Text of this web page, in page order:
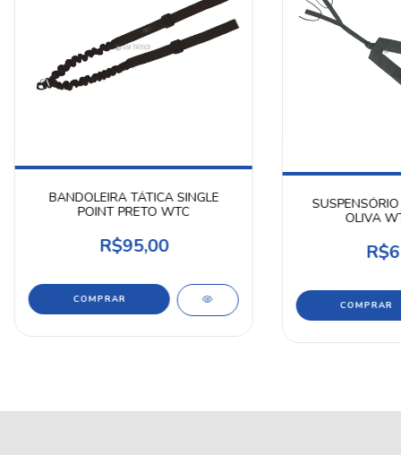
BANDOLEIRA TÁTICA SINGLE
POINT PRETO WTC
R$95,00
OLIVA